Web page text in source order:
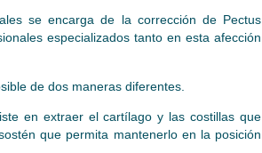
se encarga de la corrección de Pectus
especializados tanto en esta afección
de dos maneras diferentes.
en extraer el cartílago y las costillas que
que permita mantenerlo en la posición